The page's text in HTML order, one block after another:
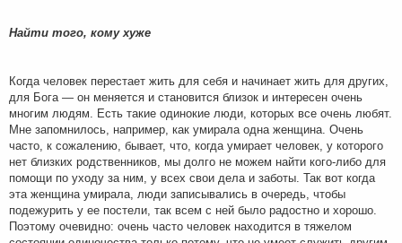
Найти того, кому хуже
Когда человек перестает жить для себя и начинает жить для других,
для Бога — он меняется и становится близок и интересен очень
многим людям. Есть такие одинокие люди, которых все очень любят.
Мне запомнилось, например, как умирала одна женщина. Очень
часто, к сожалению, бывает, что, когда умирает человек, у которого
нет близких родственников, мы долго не можем найти кого-либо для
помощи по уходу за ним, у всех свои дела и заботы. Так вот когда
эта женщина умирала, люди записывались в очередь, чтобы
подежурить у ее постели, так всем с ней было радостно и хорошо.
Поэтому очевидно: очень часто человек находится в тяжелом